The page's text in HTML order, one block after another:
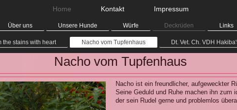
Home Kontakt Impressum
Über uns Unsere Hunde Würfe Deckrüden Links
the stains with heart Nacho vom Tupfenhaus Dt. Vet. Ch. VDH
Nacho vom Tupfenhaus
Nacho ist ein freundlicher, aufgeweckter
Seine Geduld und Ruhe machen ihn zum
der sein Rudel gerne und problemlos